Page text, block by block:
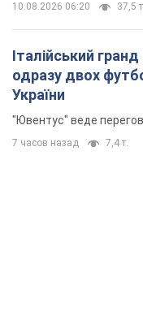
10.08.2026 06:20 37,5
Італійський
одразу двох
України
"Ювентус" веде
7 часов назад 7,4 т.